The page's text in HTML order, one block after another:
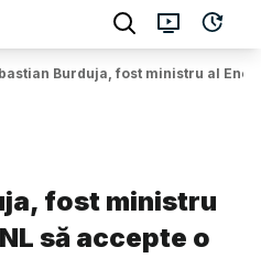
Burduja, fost ministru al
fost ministru
să accepte o